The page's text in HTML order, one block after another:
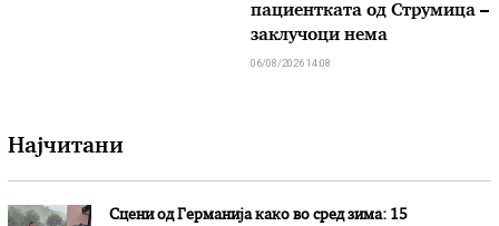
пациентката од Струмица –
заклучоци нема
06/08/2026 14:08
Најчитани
Сцени од Германија како во сред зима: 15